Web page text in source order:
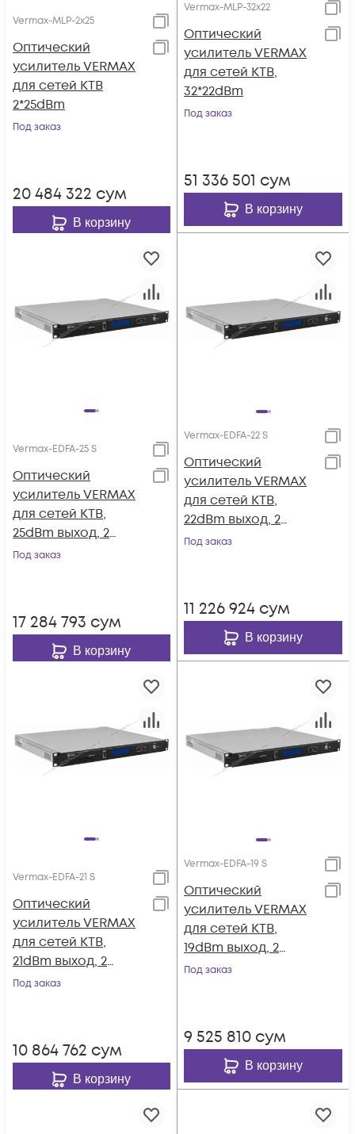
Vermax-MLP-2x25
Оптический
усилитель VERMAX
для сетей КТВ
2*25dBm
Под заказ
20 484 322 сум
В корзину
Vermax-MLP-32x22
Оптический
усилитель VERMAX
для сетей КТВ,
32*22dBm
Под заказ
51 336 501 сум
В корзину
Vermax-EDFA-25 S
Оптический
усилитель VERMAX
для сетей КТВ,
25dBm выход, 2
входа
Под заказ
17 284 793 сум
В корзину
Vermax-EDFA-22 S
Оптический
усилитель VERMAX
для сетей КТВ,
22dBm выход, 2
входа
Под заказ
11 226 924 сум
В корзину
Vermax-EDFA-21 S
Оптический
усилитель VERMAX
для сетей КТВ,
21dBm выход, 2
входа
Под заказ
10 864 762 сум
В корзину
Vermax-EDFA-19 S
Оптический
усилитель VERMAX
для сетей КТВ,
19dBm выход, 2
входа
Под заказ
9 525 810 сум
В корзину